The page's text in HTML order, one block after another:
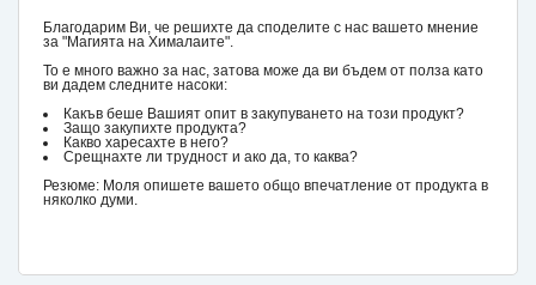
Благодарим Ви, че решихте да споделите с нас вашето мнение
за "Магията на Хималаите".
То е много важно за нас, затова може да ви бъдем от полза като
ви дадем следните насоки:
Какъв беше Вашият опит в закупуването на този продукт?
Защо закупихте продукта?
Какво харесахте в него?
Срещнахте ли трудност и ако да, то каква?
Резюме: Моля опишете вашето общо впечатление от продукта в
няколко думи.